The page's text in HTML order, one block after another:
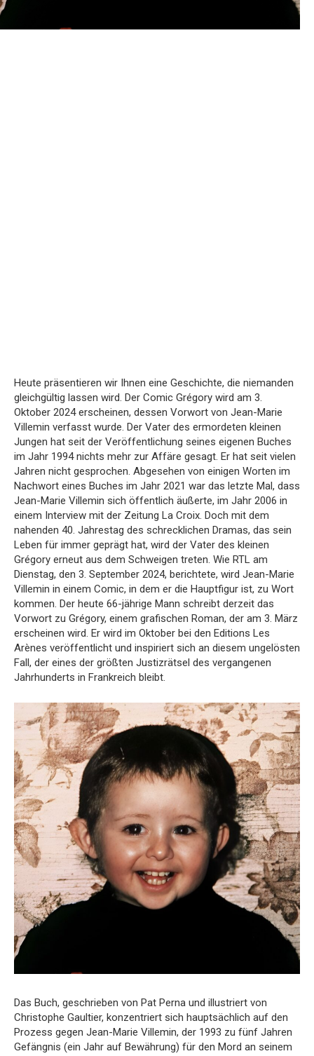
Heute präsentieren wir Ihnen eine Geschichte, die niemanden
gleichgültig lassen wird. Der Comic Grégory wird am 3.
Oktober 2024 erscheinen, dessen Vorwort von Jean-Marie
Villemin verfasst wurde. Der Vater des ermordeten kleinen
Jungen hat seit der Veröffentlichung seines eigenen Buches
im Jahr 1994 nichts mehr zur Affäre gesagt. Er hat seit vielen
Jahren nicht gesprochen. Abgesehen von einigen Worten im
Nachwort eines Buches im Jahr 2021 war das letzte Mal, dass
Jean-Marie Villemin sich öffentlich äußerte, im Jahr 2006 in
einem Interview mit der Zeitung La Croix. Doch mit dem
nahenden 40. Jahrestag des schrecklichen Dramas, das sein
Leben für immer geprägt hat, wird der Vater des kleinen
Grégory erneut aus dem Schweigen treten. Wie RTL am
Dienstag, den 3. September 2024, berichtete, wird Jean-Marie
Villemin in einem Comic, in dem er die Hauptfigur ist, zu Wort
kommen. Der heute 66-jährige Mann schreibt derzeit das
Vorwort zu Grégory, einem grafischen Roman, der am 3. März
erscheinen wird. Er wird im Oktober bei den Editions Les
Arènes veröffentlicht und inspiriert sich an diesem ungelösten
Fall, der eines der größten Justizrätsel des vergangenen
Jahrhunderts in Frankreich bleibt.
Das Buch, geschrieben von Pat Perna und illustriert von
Christophe Gaultier, konzentriert sich hauptsächlich auf den
Prozess gegen Jean-Marie Villemin, der 1993 zu fünf Jahren
Gefängnis (ein Jahr auf Bewährung) für den Mord an seinem